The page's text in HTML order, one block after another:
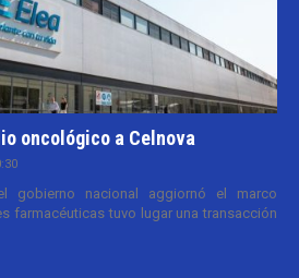
oncológico a Celnova
gobierno nacional aggiornó el marco
farmacéuticas tuvo lugar una transacción